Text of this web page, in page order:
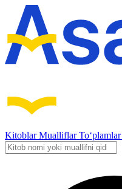
KitoblarMualliflarTo‘plamlar